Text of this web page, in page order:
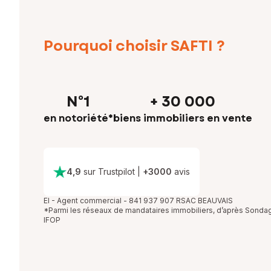
Pourquoi choisir SAFTI ?
N°1
en notoriété*
+ 30 000
biens immobiliers en vente
4,9 sur Trustpilot| +3000 avis
EI - Agent commercial - 841 937 907 RSAC BEAUVAIS
*Parmi les réseaux de mandataires immobiliers, d’après
IFOP